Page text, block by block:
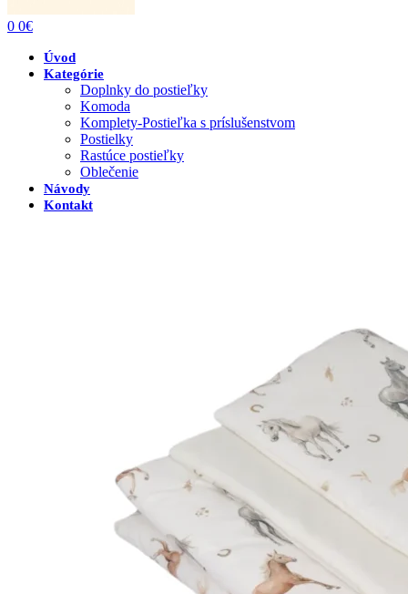
0 0€
Úvod
Kategórie
Doplnky do postieľky
Komoda
Komplety-Postieľka s príslušenstvom
Postielky
Rastúce postieľky
Oblečenie
Návody
Kontakt